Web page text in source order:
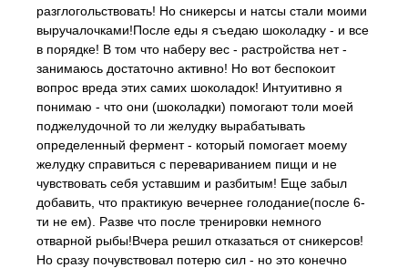
разглогольствовать! Но сникерсы и натсы стали моими
выручалочками!После еды я съедаю шоколадку - и все
в порядке! В том что наберу вес - растройства нет -
занимаюсь достаточно активно! Но вот беспокоит
вопрос вреда этих самих шоколадок! Интуитивно я
понимаю - что они (шоколадки) помогают толи моей
поджелудочной то ли желудку вырабатывать
определенный фермент - который помогает моему
желудку справиться с перевариванием пищи и не
чувствовать себя уставшим и разбитым! Еще забыл
добавить, что практикую вечернее голодание(после 6-
ти не ем). Разве что после тренировки немного
отварной рыбы!Вчера решил отказаться от сникерсов!
Но сразу почувствовал потерю сил - но это конечно